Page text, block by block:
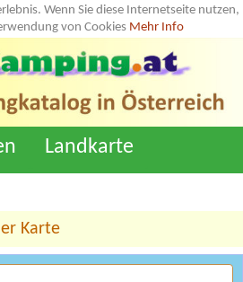
Wenn Sie diese Internetseite nutzen,
von Cookies Mehr Info
Landkarte
Karte